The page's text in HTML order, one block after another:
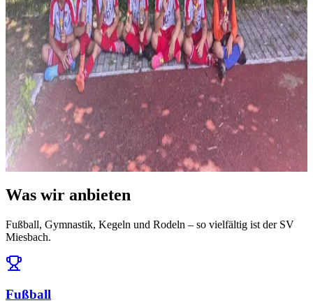
36 Teams von FC-Bayern-Fanclubs aus vier Ländern, ein
Wochenende voller Fußball – und das große Finale auf...
News
14. Juli 2026
Ausblick: Das erwartet uns in der Saison 2026/27
Die Ligeneinteilung steht und der Spielplan ist da: Auftakt am 25.
Juli daheim gegen den FC Töging – und da...
Alle News & Termine ansehen
Was wir anbieten
Fußball, Gymnastik, Kegeln und Rodeln – so vielfältig ist der SV
Miesbach.
Fußball